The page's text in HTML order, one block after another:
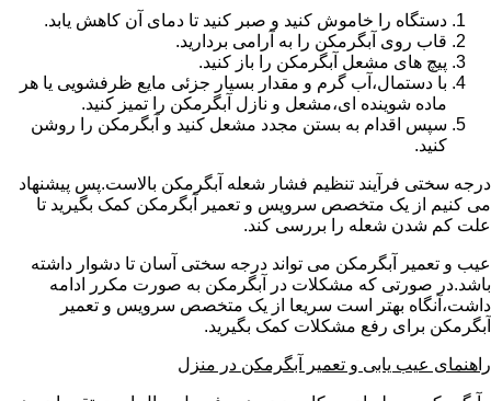
دستگاه را خاموش کنید و صبر کنید تا دمای آن کاهش یابد.
قاب روی آبگرمکن را به آرامی بردارید.
پیچ های مشعل آبگرمکن را باز کنید.
با دستمال،آب گرم و مقدار بسیار جزئی مایع ظرفشویی یا هر
ماده شوینده ای،مشعل و نازل آبگرمکن را تمیز کنید.
سپس اقدام به بستن مجدد مشعل کنید و آبگرمکن را روشن
کنید.
درجه سختی فرآیند تنظیم فشار شعله آبگرمکن بالاست.پس پیشنهاد
می کنیم از یک متخصص سرویس و تعمیر آبگرمکن کمک بگیرید تا
علت کم شدن شعله را بررسی کند.
عیب و تعمیر آبگرمکن می تواند درجه سختی آسان تا دشوار داشته
باشد.در صورتی که مشکلات در آبگرمکن به صورت مکرر ادامه
داشت،آنگاه بهتر است سریعا از یک متخصص سرویس و تعمیر
آبگرمکن برای رفع مشکلات کمک بگیرید.
راهنمای عیب یابی و تعمیر آبگرمکن در منزل